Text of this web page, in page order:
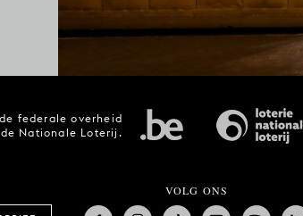
federale overheid
Nationale Loterij.
VOLG ONS